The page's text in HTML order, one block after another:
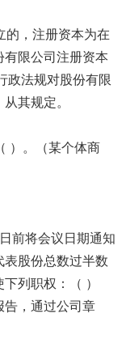
的，注册资本为在
限公司注册资本
政法规对股份有限
其规定。
）。（某个体商
前将会议日期通知
股份总数过半数
列职权：（ ）
告，通过公司章